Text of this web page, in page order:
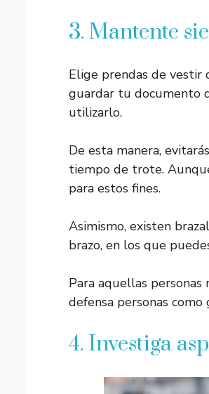
3. Mantente
Elige prendas de vestir
guardar tu documento
utilizarlo.
De esta manera,
tiempo de trote.
para estos fines.
Asimismo, existen
brazo, en los que
Para aquellas personas
defensa personas
4. Investiga